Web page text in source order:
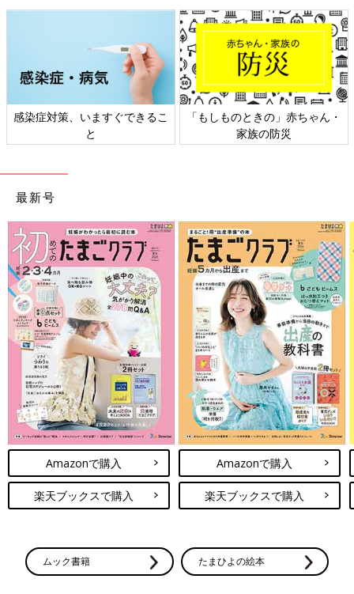
感染症対策、いますぐできるこ
と
「もしものときの」赤ちゃん・
家族の防災
最新号
Amazonで購入
楽天ブックスで購入
Amazonで購入
楽天ブックスで購入
ムック書籍 たまひよの絵本